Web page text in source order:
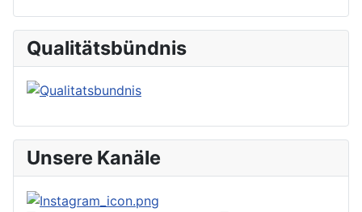
Qualitätsbündnis
Unsere Kanäle